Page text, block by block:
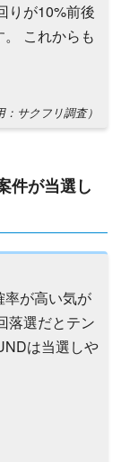
りが10%前後
これからも
：サクフリ調査）
件が当選し
率が高い気が
落選だとテン
は当選しや